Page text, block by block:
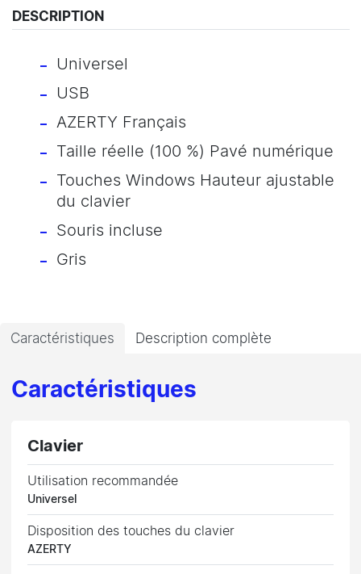
DESCRIPTION
Universel
USB
AZERTY Français
Taille réelle (100 %) Pavé numérique
Touches Windows Hauteur ajustable
du clavier
Souris incluse
Gris
Caractéristiques Description complète
Caractéristiques
Clavier
Utilisation recommandée
Universel
Disposition des touches du clavier
AZERTY